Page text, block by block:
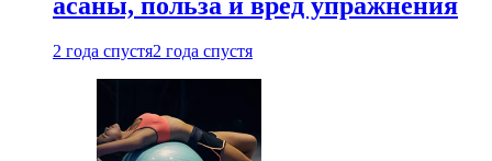
2 года спустя2 года спустя